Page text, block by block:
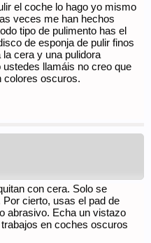
el coche lo hago yo mismo
veces me han hechos
tipo de pulimento has el
de esponja de pulir finos
cera y una pulidora
llamáis no creo que
colores oscuros.
con cera. Solo se
cierto, usas el pad de
abrasivo. Echa un vistazo
en coches oscuros